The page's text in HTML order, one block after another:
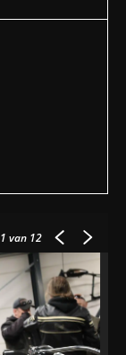
1 van 12